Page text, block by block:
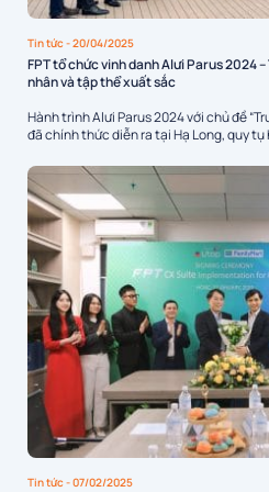
Tin tức- 20/04/2025
FPT tổ chức vinh danh Alưi Parus 2024
nhân và tập thể xuất sắc
Hành trình Alưi Parus 2024 với chủ đề
đã chính thức diễn ra tại Hạ Long, quy tụ
Tin tức- 07/02/2025